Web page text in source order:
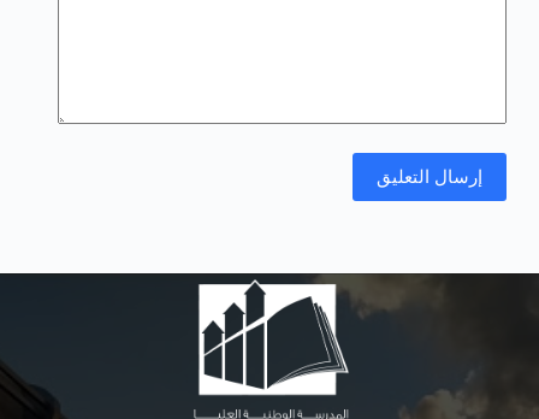
إرسال التعليق